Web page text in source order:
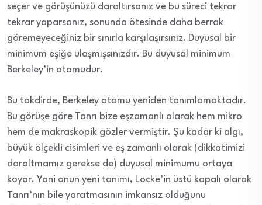
seçer ve görüşünüzü daraltırsanız ve bu süreci tekrar
tekrar yaparsanız, sonunda ötesinde daha berrak
göremeyeceğiniz bir sınırla karşılaşırsınız. Duyusal bir
minimum eşiğe ulaşmışsınızdır. Bu duyusal minimum
Berkeley’in atomudur.
Bu takdirde, Berkeley atomu yeniden tanımlamaktadır.
Bu görüşe göre Tanrı bize eşzamanlı olarak hem mikro
hem de makraskopik gözler vermiştir. Şu kadar ki algı,
büyük ölçekli cisimleri ve eş zamanlı olarak (dikkatimizi
daraltmamız gerekse de) duyusal minimumu ortaya
koyar. Yani onun yeni tanımı, Locke’in üstü kapalı olarak
Tanrı’nın bile yaratmasının imkansız olduğunu